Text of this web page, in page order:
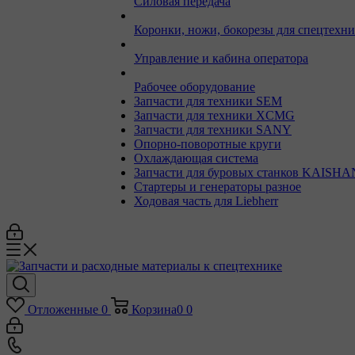
Коронки, ножи, бокорезы для
Управление и кабина оператора
Рабочее оборудование
Запчасти для техники SEM
Запчасти для техники XCMG
Запчасти для техники SANY
Опорно-поворотные круги
Охлаждающая система
Запчасти для буровых станков
Стартеры и генераторы разное
Ходовая часть для Liebherr
Отложенные 0 Корзина0 0